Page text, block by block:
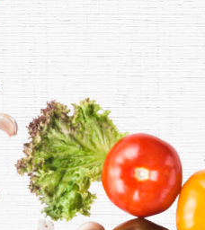
น้ำจิ้มไก่ฉลากสีท